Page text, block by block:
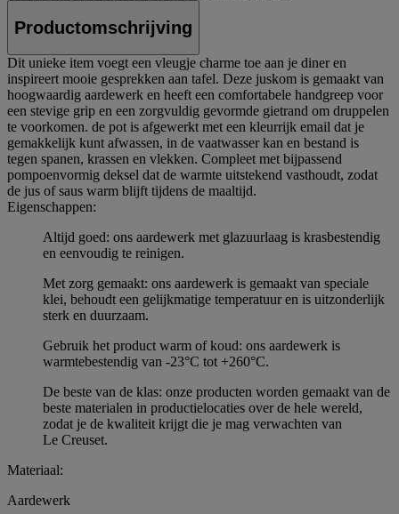
Productomschrijving
Dit unieke item voegt een vleugje charme toe aan je diner en
inspireert mooie gesprekken aan tafel. Deze juskom is gemaakt van
hoogwaardig aardewerk en heeft een comfortabele handgreep voor
een stevige grip en een zorgvuldig gevormde gietrand om druppelen
te voorkomen. de pot is afgewerkt met een kleurrijk email dat je
gemakkelijk kunt afwassen, in de vaatwasser kan en bestand is
tegen spanen, krassen en vlekken. Compleet met bijpassend
pompoenvormig deksel dat de warmte uitstekend vasthoudt, zodat
de jus of saus warm blijft tijdens de maaltijd.
Eigenschappen:
Altijd goed: ons aardewerk met glazuurlaag is krasbestendig
en eenvoudig te reinigen.
Met zorg gemaakt: ons aardewerk is gemaakt van speciale
klei, behoudt een gelijkmatige temperatuur en is uitzonderlijk
sterk en duurzaam.
Gebruik het product warm of koud: ons aardewerk is
warmtebestendig van -23°C tot +260°C.
De beste van de klas: onze producten worden gemaakt van de
beste materialen in productielocaties over de hele wereld,
zodat je de kwaliteit krijgt die je mag verwachten van
Le Creuset.
Materiaal:
Aardewerk